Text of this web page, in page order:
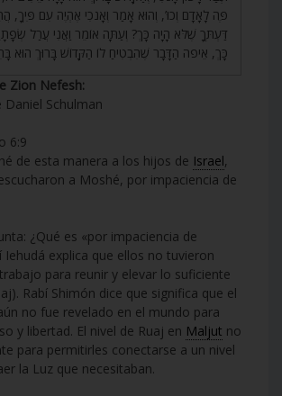
פֶּה לָאָדָם וְכוּ’, וְהוּא אָמַר וְאָנֹכִי אֶהְיֶה עִם פִּיךָ,
דַּעְתְּךָ שֶׁלֹּא הָיָה כָּךְ? וְעַתָּה אוֹמֵר וַאֲנִי עֲרַל
כָּךְ, אֵיפֹה הַדָּבָר שֶׁהִבְטִיחַ לוֹ הַקָּדוֹשׁ בָּרוּךְ הוּא
Zion Nefesh:
Daniel Schulman
6:9
de esta manera a los hijos de Israel,
a Moshé, por impaciencia de
¿Qué es «por impaciencia de
Iehudá explica que ellos no tuvieron
para reunir y elevar lo suficiente
Rabí Shimón dice que significa que el
no fue revelado en el mundo para
y libertad. El nivel de Ruaj en Maljut no
para permitirles conectarse a un nivel
la Luz que necesitaban.